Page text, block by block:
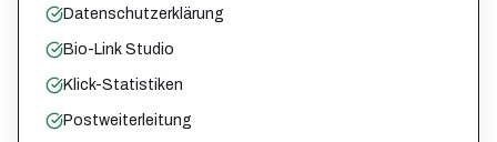
Datenschutzerklärung
Bio-Link Studio
Klick-Statistiken
Postweiterleitung